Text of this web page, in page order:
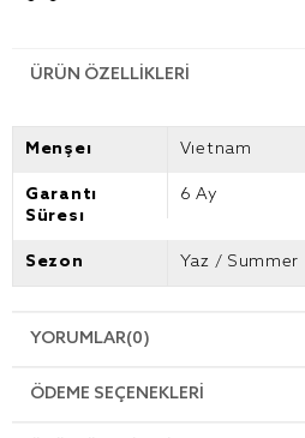
ÜRÜN ÖZELLIKLERI
Menşei Vietnam
Garanti
Süresi
6 Ay
Sezon Yaz / Summer
YORUMLAR(0)
ÖDEME SEÇENEKLERI